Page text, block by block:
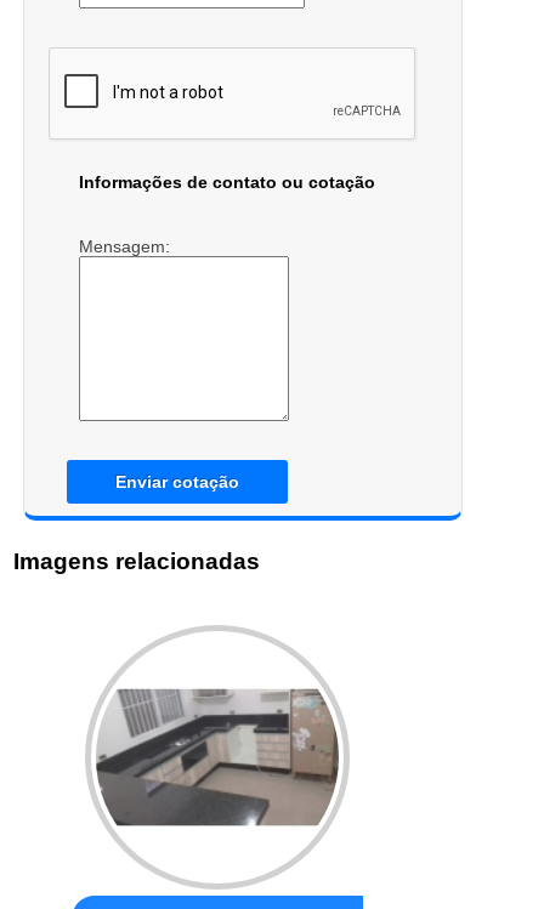
Informações de contato ou cotação
Mensagem:
Enviar cotação
Imagens relacionadas